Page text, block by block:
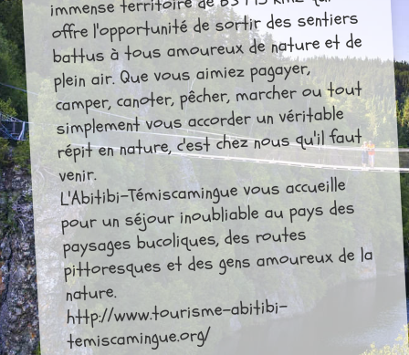
offre l'opportunité de sortir des sentiers
battus à tous amoureux de nature et de
plein air. Que vous aimiez pagayer,
camper, canoter, pêcher, marcher ou tout
simplement vous accorder un véritable
répit en nature, c'est chez nous qu'il faut
venir.
L'Abitibi-Témiscamingue vous accueille
pour un séjour inoubliable au pays des
paysages bucoliques, des routes
pittoresques et des gens amoureux de la
nature.
http://www.tourisme-abitibi-
temiscamingue.org/